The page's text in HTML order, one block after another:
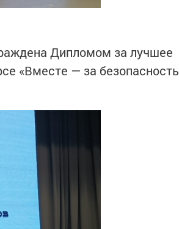
Дипломом за лучшее
«Вместе — за безопасность